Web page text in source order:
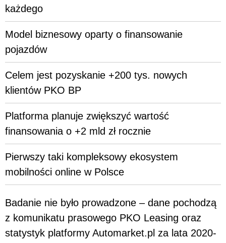
każdego
Model biznesowy oparty o finansowanie
pojazdów
Celem jest pozyskanie +200 tys. nowych
klientów PKO BP
Platforma planuje zwiększyć wartość
finansowania o +2 mld zł rocznie
Pierwszy taki kompleksowy ekosystem
mobilności online w Polsce
Badanie nie było prowadzone – dane pochodzą
z komunikatu prasowego PKO Leasing oraz
statystyk platformy Automarket.pl za lata 2020-